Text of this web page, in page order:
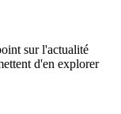
sur l'actualité
d'en explorer